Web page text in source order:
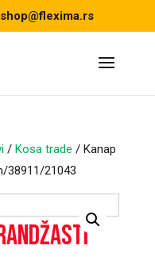
shop@flexima.rs
/ Kosa trade / Kanap
38911/21043